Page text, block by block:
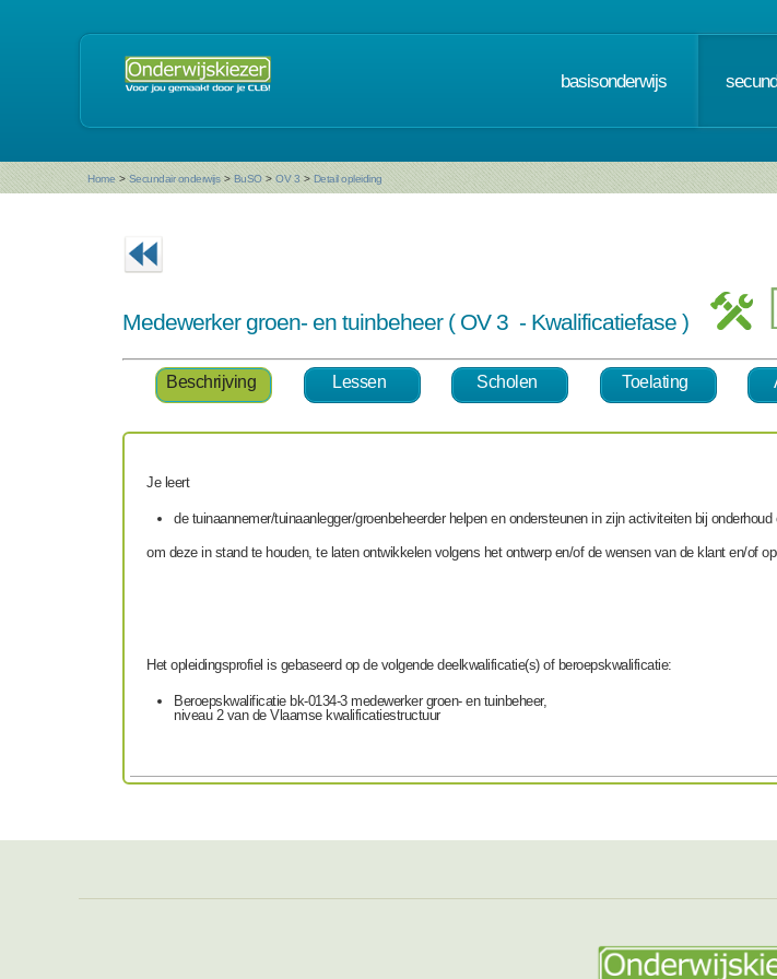
basisonderwijs
Home > Secundair onderwijs > BuSO > OV 3 > Detail opleiding
Medewerker groen- en tuinbeheer ( OV 3 - Kwalificatiefase )
Beschrijving Lessen Scholen Toelating
Je leert
de tuinaannemer/tuinaanlegger/groenbeheerder helpen en ondersteunen in zijn activiteiten bij
om deze in stand te houden, te laten ontwikkelen volgens het ontwerp en/of de wensen van de klant en/of
Het opleidingsprofiel is gebaseerd op de volgende deelkwalificatie(s) of beroepskwalificatie:
Beroepskwalificatie bk-0134-3 medewerker groen- en tuinbeheer,
niveau 2 van de Vlaamse kwalificatiestructuur